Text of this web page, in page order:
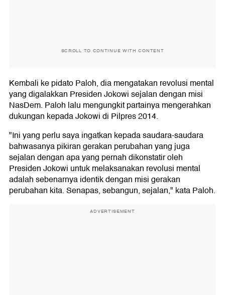
SCROLL TO CONTINUE WITH CONTENT
Kembali ke pidato Paloh, dia mengatakan revolusi mental
yang digalakkan Presiden Jokowi sejalan dengan misi
NasDem. Paloh lalu mengungkit partainya mengerahkan
dukungan kepada Jokowi di Pilpres 2014.
"Ini yang perlu saya ingatkan kepada saudara-saudara
bahwasanya pikiran gerakan perubahan yang juga
sejalan dengan apa yang pernah dikonstatir oleh
Presiden Jokowi untuk melaksanakan revolusi mental
adalah sebenarnya identik dengan misi gerakan
perubahan kita. Senapas, sebangun, sejalan," kata Paloh.
ADVERTISEMENT